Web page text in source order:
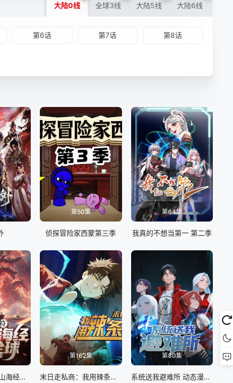
大陆0线 全球3线 大陆5线 大陆6线
第6话 第7话 第8话
第50集
侦探冒险家西蒙第三季
第64集
我真的不想当第一 第二季
全民御兽：开局山海经，我横扫全球
第162集
末日走私商：我用辣条换金砖动态漫画
第80集
系统送我避难所 动态漫画 第一季